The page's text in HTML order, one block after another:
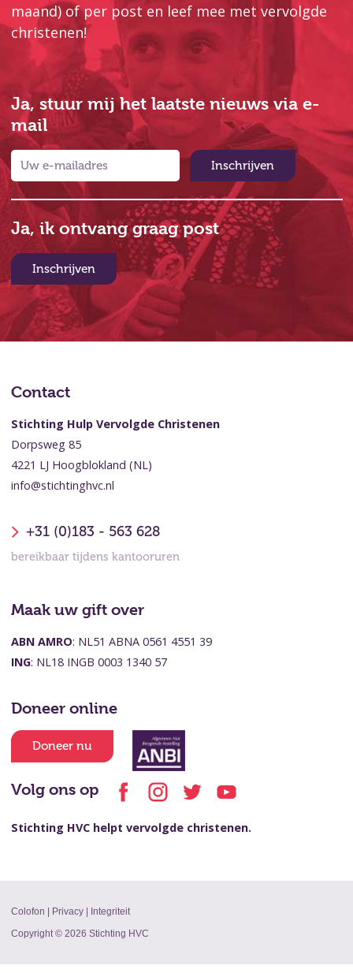
maand) of per post en leef mee met vervolgde
christenen!
Ja, stuur mij het laatste nieuws via e-
mail
Inschrijven
Ja, ik ontvang graag post
Inschrijven
Contact
Stichting Hulp Vervolgde Christenen
Dorpsweg 85
4221 LJ Hoogblokland (NL)
info@stichtinghvc.nl
+31 (0)183 - 563 628
bereikbaar tijdens kantooruren
Maak uw gift over
ABN AMRO: NL51 ABNA 0561 4551 39
ING: NL18 INGB 0003 1340 57
Doneer online
Doneer nu
Volg ons op
Stichting HVC helpt vervolgde christenen.
Colofon | Privacy| Integriteit
Copyright © 2026 Stichting HVC